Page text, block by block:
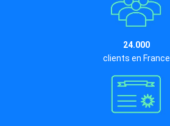
24.000
clients en France